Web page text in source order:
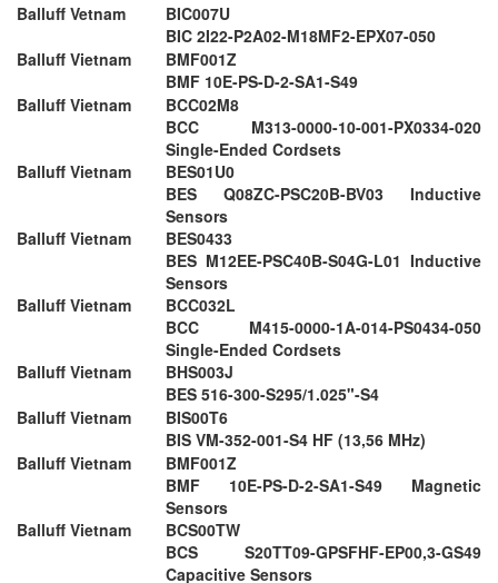
Balluff Vetnam
BIC007U
BIC 2I22-P2A02-M18MF2-EPX07-050
Balluff Vietnam
BMF001Z
BMF 10E-PS-D-2-SA1-S49
Balluff Vietnam
BCC02M8
BCC M313-0000-10-001-PX0334-020
Single-Ended Cordsets
Balluff Vietnam
BES01U0
BES Q08ZC-PSC20B-BV03 Inductive
Sensors
Balluff Vietnam
BES0433
BES M12EE-PSC40B-S04G-L01 Inductive
Sensors
Balluff Vietnam
BCC032L
BCC M415-0000-1A-014-PS0434-050
Single-Ended Cordsets
Balluff Vietnam
BHS003J
BES 516-300-S295/1.025"-S4
Balluff Vietnam
BIS00T6
BIS VM-352-001-S4 HF (13,56 MHz)
Balluff Vietnam
BMF001Z
BMF 10E-PS-D-2-SA1-S49 Magnetic
Sensors
Balluff Vietnam
BCS00TW
BCS S20TT09-GPSFHF-EP00,3-GS49
Capacitive Sensors